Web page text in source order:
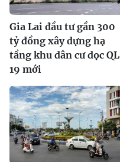
Gia Lai đầu tư gần 300
tỷ đồng xây dựng hạ
tầng khu dân cư dọc QL
19 mới